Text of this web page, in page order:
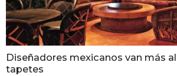
Diseñadores mexicanos van más
tapetes